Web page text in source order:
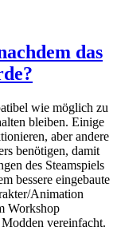
das
wie möglich zu
bleiben. Einige
aber andere
benötigen, damit
des Steamspiels
bessere eingebaute
Animation
Workshop
vereinfacht.